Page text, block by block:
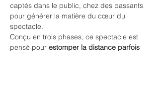
captés dans le public, chez des passants
pour générer la matière du cœur du
spectacle.
Conçu en trois phases, ce spectacle est
pensé pour estomper la distance parfois
grande entre le